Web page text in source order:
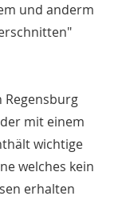
und anderm
Regensburg
mit einem
wichtige
welches kein
erhalten